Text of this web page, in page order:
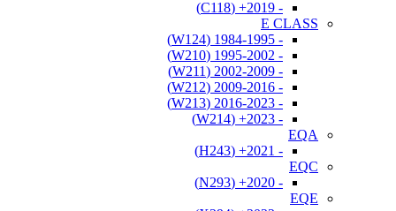
- 2019+ (C118)
E CLASS
- 1984-1995 (W124)
- 1995-2002 (W210)
- 2002-2009 (W211)
- 2009-2016 (W212)
- 2016-2023 (W213)
- 2023+ (W214)
EQA
- 2021+ (H243)
EQC
- 2020+ (N293)
EQE